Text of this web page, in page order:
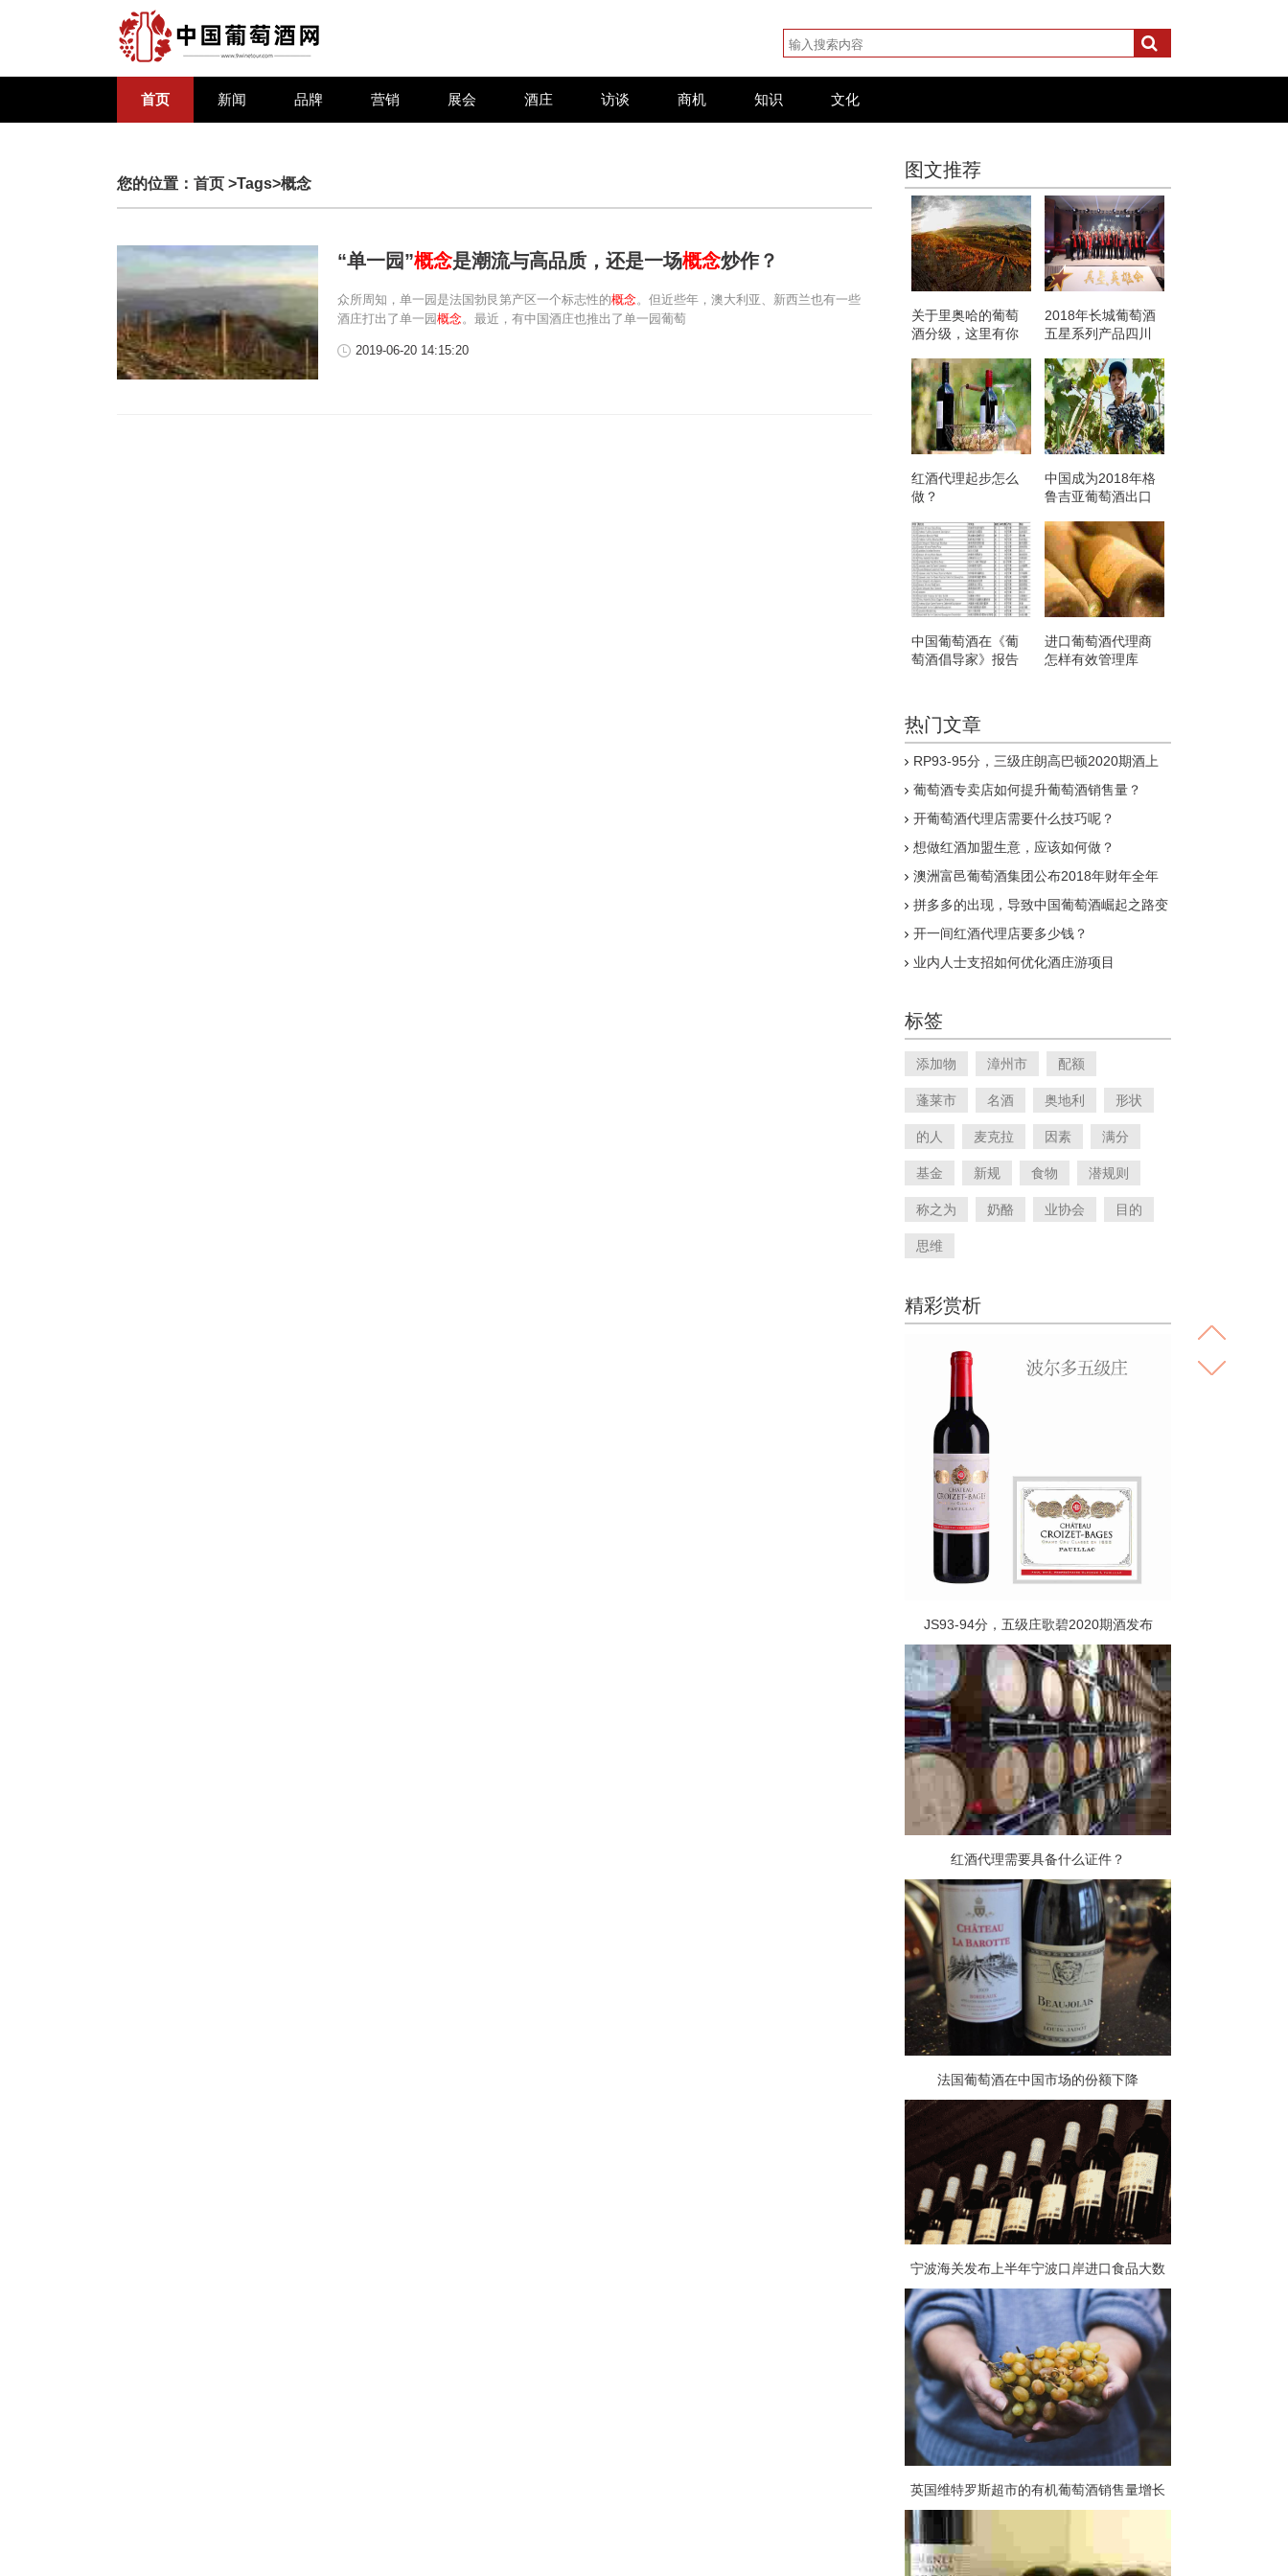
首页 新闻 品牌 营销 展会 酒庄 访谈 商机 知识 文化
您的位置： 首页 >Tags>概念
“单一园”概念是潮流与高品质，还是一场概念炒作？
众所周知，单一园是法国勃艮第产区一个标志性的概念。但近些年，澳大利亚、新西兰也有一些
酒庄打出了单一园概念。最近，有中国酒庄也推出了单一园葡萄
2019-06-20 14:15:20
图文推荐
关于里奥哈的葡萄
酒分级，这里有你
2018年长城葡萄酒
五星系列产品四川
红酒代理起步怎么
做？
中国成为2018年格
鲁吉亚葡萄酒出口
中国葡萄酒在《葡
萄酒倡导家》报告
进口葡萄酒代理商
怎样有效管理库
热门文章
RP93-95分，三级庄朗高巴顿2020期酒上
葡萄酒专卖店如何提升葡萄酒销售量？
开葡萄酒代理店需要什么技巧呢？
想做红酒加盟生意，应该如何做？
澳洲富邑葡萄酒集团公布2018年财年全年
拼多多的出现，导致中国葡萄酒崛起之路变
开一间红酒代理店要多少钱？
业内人士支招如何优化酒庄游项目
标签
添加物 漳州市 配额
蓬莱市 名酒 奥地利 形状
的人 麦克拉 因素 满分
基金 新规 食物 潜规则
称之为 奶酪 业协会 目的
思维
精彩赏析
JS93-94分，五级庄歌碧2020期酒发布
红酒代理需要具备什么证件？
法国葡萄酒在中国市场的份额下降
宁波海关发布上半年宁波口岸进口食品大数
据，葡萄酒占比大
英国维特罗斯超市的有机葡萄酒销售量增长
57%